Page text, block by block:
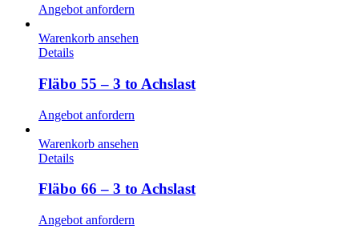
Angebot anfordern
Warenkorb ansehen
Details
Fläbo 55 – 3 to Achslast
Angebot anfordern
Warenkorb ansehen
Details
Fläbo 66 – 3 to Achslast
Angebot anfordern